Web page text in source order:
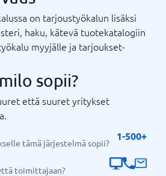
on tarjoustyökalun lisäksi
haku, kätevä tuotekatalogiin
myyjälle ja tarjoukset-
sopii?
että suuret yritykset
tämä järjestelmä sopii?
1-500+
toimittajaan?